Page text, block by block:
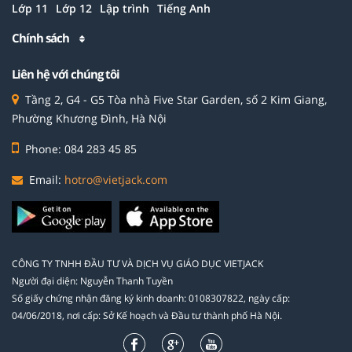
Lớp 11 Lớp 12 Lập trình Tiếng Anh
Chính sách
Liên hệ với chúng tôi
Tầng 2, G4 - G5 Tòa nhà Five Star Garden, số 2 Kim Giang,
Phường Khương Đình, Hà Nội
Phone: 084 283 45 85
Email: hotro@vietjack.com
CÔNG TY TNHH ĐẦU TƯ VÀ DỊCH VỤ GIÁO DỤC VIETJACK
Người đại diện: Nguyễn Thanh Tuyền
Số giấy chứng nhận đăng ký kinh doanh: 0108307822, ngày cấp:
04/06/2018, nơi cấp: Sở Kế hoạch và Đầu tư thành phố Hà Nội.